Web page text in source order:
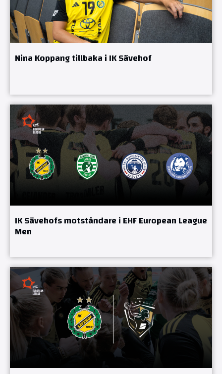
Nina Koppang tillbaka i IK Sävehof
IK Sävehofs motståndare i EHF European League
Men